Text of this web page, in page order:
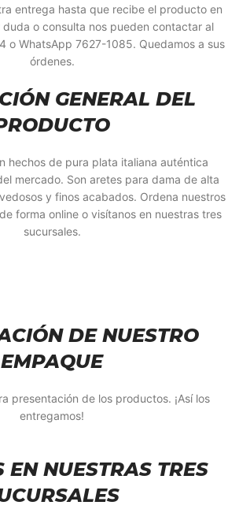
entrega hasta que recibe el producto en
duda o consulta nos pueden contactar al
o WhatsApp 7627-1085. Quedamos a sus
órdenes.
GENERAL DEL
hechos de pura plata italiana auténtica
mercado. Son aretes para dama de alta
y finos acabados. Ordena nuestros
forma online o visítanos en nuestras tres
sucursales.
DE NUESTRO
EMPAQUE
presentación de los productos. ¡Así los
entregamos!
EN NUESTRAS TRES